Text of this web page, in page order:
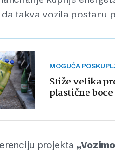
takva vozila postanu
MOGUĆA
Stiže velika
plastične boce
projekta